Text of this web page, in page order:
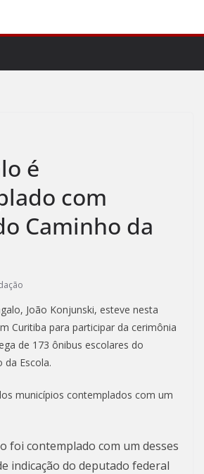
é
com
Caminho da
João Konjunski, esteve nesta
Curitiba para participar da cerimônia
de 173 ônibus escolares do
da Escola.
municípios contemplados com um
foi contemplado com um desses
indicação do deputado federal